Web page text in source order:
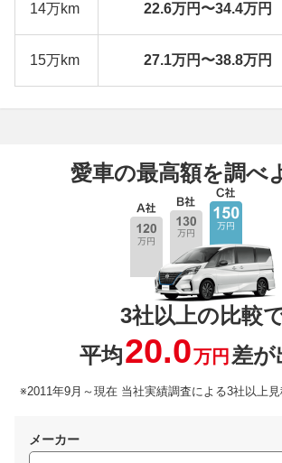
14万km 22.6万円〜34.4万円
15万km 27.1万円〜38.8万円
愛車の最高額を調べ
3社以上の比較
平均20.0万円 差が
※2011年9月～現在 当社実績調査による3社以上
メーカー